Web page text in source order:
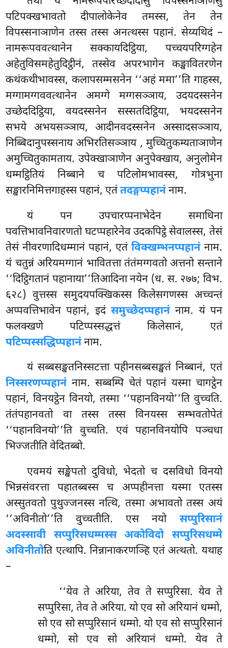
पटिपक्खभावतो दीपालोकेनेव तमस्स, तेन तेन
विपस्सनाञाणेन तस्स तस्स अनत्थस्स पहानं. सेय्यथिदं –
नामरूपववत्थानेन सक्कायदिट्ठिया, पच्चयपरिग्गहेन
अहेतुविसमहेतुदिट्ठीनं, तस्सेव अपरभागेन कङ्खावितरणेन
कथंकथीभावस्स, कलापसम्मसनेन ‘‘अहं ममा’’ति गाहस्स,
मग्गामग्गववत्थानेन अमग्गे मग्गसञ्ञाय, उदयदस्सनेन
उच्छेददिट्ठिया, वयदस्सनेन सस्सतदिट्ठिया, भयदस्सनेन
सभये अभयसञ्ञाय, आदीनवदस्सनेन अस्सादसञ्ञाय,
निब्बिदानुपस्सनाय अभिरतिसञ्ञाय , मुच्चितुकम्यताञाणेन
अमुच्चितुकामताय. उपेक्खाञाणेन अनुपेक्खाय, अनुलोमेन
धम्मट्ठितियं निब्बाने च पटिलोमभावस्स, गोत्रभुना
सङ्खारनिमित्तगाहस्स पहानं, एतंतदङ्गप्पहानंनाम.
यं पन उपचारप्पनाभेदेन समाधिना
पवत्तिभावनिवारणतो घटप्पहारेनेव उदकपिट्ठे सेवालस्स, तेसं
तेसं नीवरणादिधम्मानं पहानं, एतं विक्खम्भनप्पहानंनाम.
यं चतुन्नं अरियमग्गानं भावितत्ता तंतंमग्गवतो अत्तनो सन्ताने
‘‘दिट्ठिगतानं पहानाया’’तिआदिना नयेन (ध. स. २७७; विभ.
६२८) वुत्तस्स समुदयपक्खिकस्स किलेसगणस्स अच्चन्तं
अप्पवत्तिभावेन पहानं, इदं समुच्छेदप्पहानंनाम. यं पन
फलक्खणे पटिप्पस्सद्धत्तं किलेसानं, एतं
पटिप्पस्सद्धिप्पहानंनाम.
यं सब्बसङ्खतनिस्सटत्ता पहीनसब्बसङ्खतं निब्बानं, एतं
निस्सरणप्पहानंनाम. सब्बम्पि चेतं पहानं यस्मा चागट्ठेन
पहानं, विनयट्ठेन विनयो, तस्मा ‘‘पहानविनयो’’ति वुच्चति.
तंतंपहानवतो वा तस्स तस्स विनयस्स सम्भवतोपेतं
‘‘पहानविनयो’’ति वुच्चति. एवं पहानविनयोपि पञ्चधा
भिज्जतीति वेदितब्बो.
एवमयं सङ्खेपतो दुविधो, भेदतो च दसविधो विनयो
भिन्नसंवरत्ता पहातब्बस्स च अप्पहीनत्ता यस्मा एतस्स
अस्सुतवतो पुथुज्जनस्स नत्थि, तस्मा अभावतो तस्स अयं
‘‘अविनीतो’’ति वुच्चतीति. एस नयो सप्पुरिसानं
अदस्सावी सप्पुरिसधम्मस्स अकोविदो सप्पुरिसधम्मे
अविनीतोति एत्थापि. निन्नानाकरणञ्हि एतं अत्थतो. यथाह
–
‘‘येव ते अरिया, तेव ते सप्पुरिसा. येव ते
सप्पुरिसा, तेव ते अरिया. यो एव सो अरियानं धम्मो,
सो एव सो सप्पुरिसानं धम्मो. यो एव सो सप्पुरिसानं
धम्मो, सो एव सो अरियानं धम्मो. येव ते